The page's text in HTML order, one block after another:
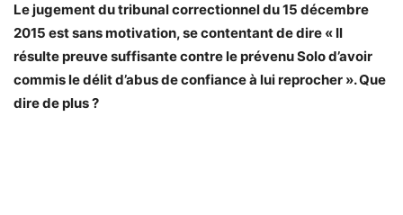
Le jugement du tribunal correctionnel du 15 décembre
2015 est sans motivation, se contentant de dire « Il
résulte preuve suffisante contre le prévenu Solo d’avoir
commis le délit d’abus de confiance à lui reprocher ». Que
dire de plus ?